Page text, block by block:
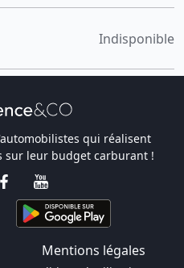
Indisponible
qui réalisent
sur leur budget carburant !
Mentions légales